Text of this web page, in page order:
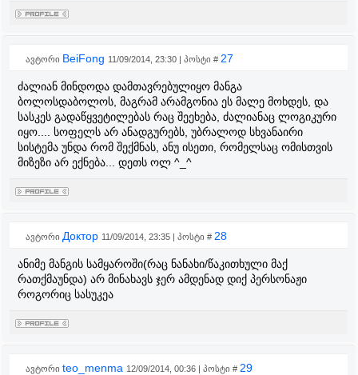
ავტორი BeiFong 11/09/2014, 23:30 | პოსტი # 27
ძალიან მინდოდა დამთავრებულიყო მანგა
ბოლოსდაბოლოს, მაგრამ არამგონია ეს მალე მოხდეს, და
სასკეს გადაწყვეტილებას რაც შეეხება, ძალიანაც ლოგიკური
იყო.... სოფელს არ ანადგურებს, უბრალოდ სხვანაირი
სისტემა უნდა რომ შექმნას, ანუ ისეთი, რომელსაც ომისთვის
მიზეზი არ ექნება... დეთს ოლ ^_^
ავტორი Доктор 11/09/2014, 23:35 | პოსტი # 28
ანიმე მანგის სამყაროში(რაც ნანახი/წაკითხული მაქ
რათქმაუნდა) არ მინახავს ჯერ ამდენად დიქ პერსონაჟი
როგორიც სასუკეა
ავტორი teo_menma 12/09/2014, 00:36 | პოსტი # 29